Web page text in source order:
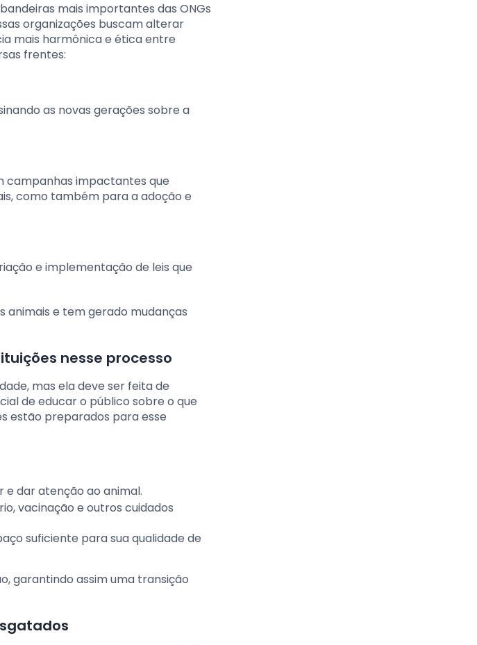
mais importantes das ONGs
organizações buscam alterar
mais harmônica e ética entre
frentes:
as novas gerações sobre a
campanhas impactantes que
como também para a adoção e
e implementação de leis que
animais e tem gerado mudanças
nesse processo
mas ela deve ser feita de
de educar o público sobre o que
estão preparados para esse
dar atenção ao animal.
vacinação e outros cuidados
suficiente para sua qualidade de
garantindo assim uma transição